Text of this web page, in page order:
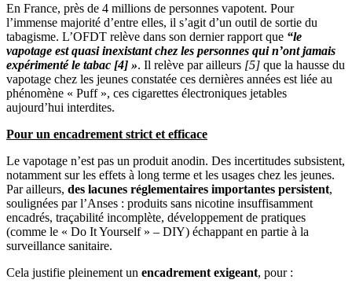
En France, près de 4 millions de personnes vapotent. Pour
l’immense majorité d’entre elles, il s’agit d’un outil de sortie du
tabagisme. L’OFDT relève dans son dernier rapport que “le
vapotage est quasi inexistant chez les personnes qui n’ont jamais
expérimenté le tabac [4] ». Il relève par ailleurs [5] que la hausse du
vapotage chez les jeunes constatée ces dernières années est liée au
phénomène « Puff », ces cigarettes électroniques jetables
aujourd’hui interdites.
Pour un encadrement strict et efficace
Le vapotage n’est pas un produit anodin. Des incertitudes subsistent,
notamment sur les effets à long terme et les usages chez les jeunes.
Par ailleurs, des lacunes réglementaires importantes persistent,
soulignées par l’Anses : produits sans nicotine insuffisamment
encadrés, traçabilité incomplète, développement de pratiques
(comme le « Do It Yourself » – DIY) échappant en partie à la
surveillance sanitaire.
Cela justifie pleinement un encadrement exigeant, pour :